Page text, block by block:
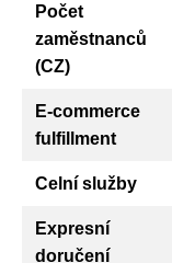
Počet
zaměstnanců
(CZ)
E-commerce
fulfillment
Celní služby
Expresní
doručení